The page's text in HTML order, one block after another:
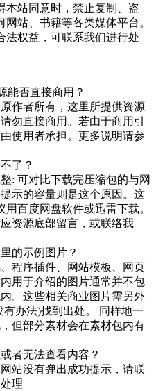
本站同意时，禁止复制、盗
站、书籍等各类媒体平台。
法权益，可联系我们进行处
能否直接商用？
作者所有，这里所提供资源
勿直接商用。若由于商用引
使用者承担。更多说明请参
了？
: 可对比下载完压缩包的与网
示的容量则是这个原因。这
百度网盘软件或迅雷下载。
资源底部留言，或联络我
的示例图片？
程序插件、网站模板、网页
用于介绍的图片通常并不包
。这些相关商业图片需另外
办法)找到出处。 同样地一
但部分素材会在素材包内有
者无法查看内容？
站没有弹出成功提示，请联
理